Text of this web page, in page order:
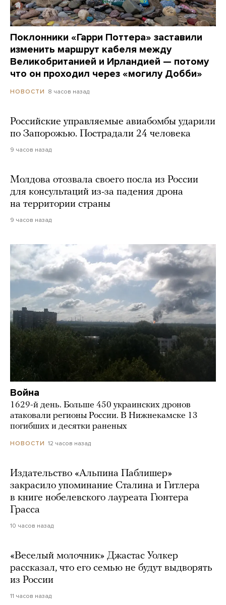
Поклонники «Гарри Поттера» заставили
изменить маршрут кабеля между
Великобританией и Ирландией — потому
что он проходил через «могилу Добби»
НОВОСТИ 8 часов назад
Российские управляемые авиабомбы ударили
по Запорожью. Пострадали 24 человека
9 часов назад
Молдова отозвала своего посла из России
для консультаций из-за падения дрона
на территории страны
9 часов назад
Война
1629-й день. Больше 450 украинских дронов
атаковали регионы России. В Нижнекамске 13
погибших и десятки раненых
НОВОСТИ 12 часов назад
Издательство «Альпина Паблишер»
закрасило упоминание Сталина и Гитлера
в книге нобелевского лауреата Гюнтера
Грасса
10 часов назад
«Веселый молочник» Джастас Уолкер
рассказал, что его семью не будут выдворять
из России
11 часов назад